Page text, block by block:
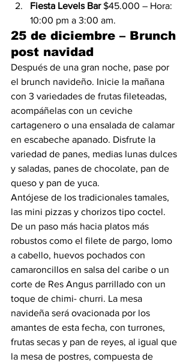
Fiesta Levels Bar $45.000 – Hora:
10:00 pm a 3:00 am.
25 de diciembre – Brunch
post navidad
Después de una gran noche, pase por
el brunch navideño. Inicie la mañana
con 3 variedades de frutas fileteadas,
acompáñelas con un ceviche
cartagenero o una ensalada de calamar
en escabeche apanado. Disfrute la
variedad de panes, medias lunas dulces
y saladas, panes de chocolate, pan de
queso y pan de yuca.
Antójese de los tradicionales tamales,
las mini pizzas y chorizos tipo coctel.
De un paso más hacia platos más
robustos como el filete de pargo, lomo
a cabello, huevos pochados con
camaroncillos en salsa del caribe o un
corte de Res Angus parrillado con un
toque de chimi- churri. La mesa
navideña será ovacionada por los
amantes de esta fecha, con turrones,
frutas secas y pan de reyes, al igual que
la mesa de postres, compuesta de